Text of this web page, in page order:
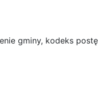
gminy, kodeks